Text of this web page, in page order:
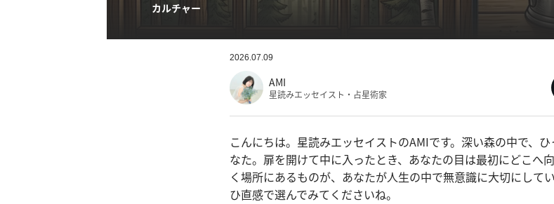
カルチャー
2026.07.09
AMI
星読みエッセイスト・占星術家
こんにちは。星読みエッセイストのAMIです。深い森の中で、
なた。扉を開けて中に入ったとき、あなたの目は最初にどこへ
く場所にあるものが、あなたが人生の中で無意識に大切にして
ひ直感で選んでみてくださいね。